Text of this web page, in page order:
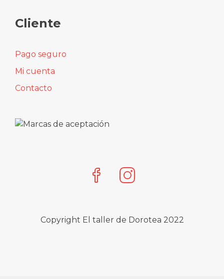
Cliente
Pago seguro
Mi cuenta
Contacto
Copyright El taller de Dorotea 2022